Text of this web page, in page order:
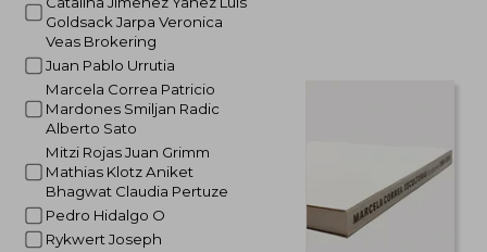
Goldsack Jarpa Veronica
Veas Brokering
Juan Pablo Urrutia
Marcela Correa Patricio
Mardones Smiljan Radic
Alberto Sato
Mitzi Rojas Juan Grimm
Mathias Klotz Aniket
Bhagwat Claudia Pertuze
Pedro Hidalgo O
Rykwert Joseph